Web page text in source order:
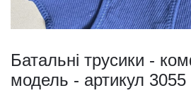
Батальні трусики -
модель - артикул 3055